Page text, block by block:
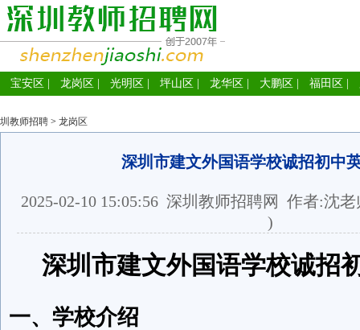
宝安区 龙岗区 光明区 坪山区 龙华区 大鹏区 福田区
圳教师招聘 > 龙岗区
深圳市建文外国语学校诚招初中
2025-02-10 15:05:56 深圳教师招聘网 作者:沈
)
深圳市建文外国语学校诚招
一、学校介绍